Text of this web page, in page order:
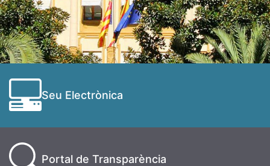
Seu Electrònica
Portal de Transparència